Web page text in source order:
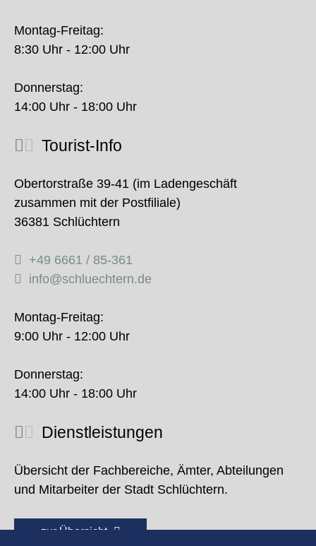
Montag-Freitag:
8:30 Uhr - 12:00 Uhr
Donnerstag:
14:00 Uhr - 18:00 Uhr
Tourist-Info
Obertorstraße 39-41 (im Ladengeschäft
zusammen mit der Postfiliale)
36381 Schlüchtern
+49 6661 / 85-361
info@schluechtern.de
Montag-Freitag:
9:00 Uhr - 12:00 Uhr
Donnerstag:
14:00 Uhr - 18:00 Uhr
Dienstleistungen
Übersicht der Fachbereiche, Ämter, Abteilungen
und Mitarbeiter der Stadt Schlüchtern.
zur Übersicht